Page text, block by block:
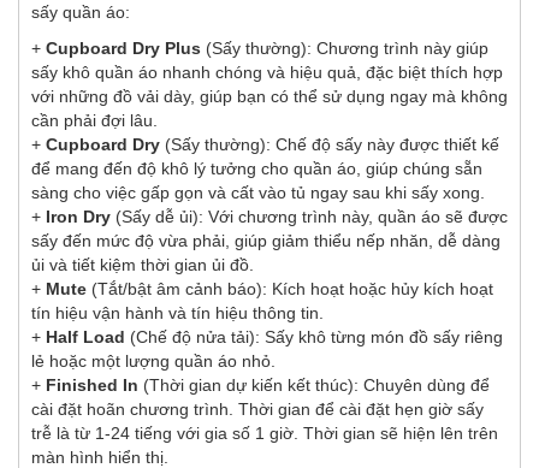
sấy quần áo:
+ Cupboard Dry Plus (Sấy thường): Chương trình này giúp
sấy khô quần áo nhanh chóng và hiệu quả, đặc biệt thích hợp
với những đồ vải dày, giúp bạn có thể sử dụng ngay mà không
cần phải đợi lâu.
+ Cupboard Dry (Sấy thường): Chế độ sấy này được thiết kế
để mang đến độ khô lý tưởng cho quần áo, giúp chúng sẵn
sàng cho việc gấp gọn và cất vào tủ ngay sau khi sấy xong.
+ Iron Dry (Sấy dễ ủi): Với chương trình này, quần áo sẽ được
sấy đến mức độ vừa phải, giúp giảm thiểu nếp nhăn, dễ dàng
ủi và tiết kiệm thời gian ủi đồ.
+ Mute (Tắt/bật âm cảnh báo): Kích hoạt hoặc hủy kích hoạt
tín hiệu vận hành và tín hiệu thông tin.
+ Half Load (Chế độ nửa tải): Sấy khô từng món đồ sấy riêng
lẻ hoặc một lượng quần áo nhỏ.
+ Finished In (Thời gian dự kiến kết thúc): Chuyên dùng để
cài đặt hoãn chương trình. Thời gian để cài đặt hẹn giờ sấy
trễ là từ 1-24 tiếng với gia số 1 giờ. Thời gian sẽ hiện lên trên
màn hình hiển thị.